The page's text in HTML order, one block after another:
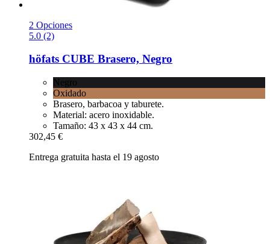
2 Opciones
5.0 (2)
höfats CUBE Brasero, Negro
Negro
Oxidado
Brasero, barbacoa y taburete.
Material: acero inoxidable.
Tamaño: 43 x 43 x 44 cm.
302,45 €
Entrega gratuita hasta el 19 agosto